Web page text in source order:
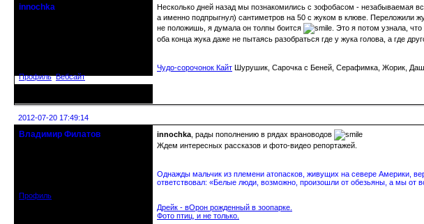
innochka
Профиль Вебсайт
Несколько дней назад мы познакомились с зофобасом - незабываемая
а именно подпрыгнул) сантиметров на 50 с жуком в клюве. Переложили
не положишь, я думала он толпы боится
. Это я потом узнала,
оба конца жука даже не пытаясь разобраться где у жука голова, а где
Чудо-сорочонок Кайт Шурушик, Сарочка с Беней, Серафимка, Жорик,
2012-07-20 17:49:14
Владимир Филатов
Профиль
innochka , рады пополнению в рядах врановодов
Ждем интересных рассказов и фото-видео репортажей.
Однажды мальчик из племени атопасков, живущих на севере Америки,
ответствовал: «Белые люди, возможно, произошли от обезьяны, а мы от
Дрейк - вОрон рожденный в зоопарке.
Фото птиц, и не только.